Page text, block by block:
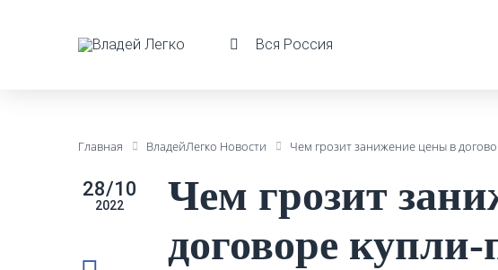
Вся Россия
Главная ВладейЛегко Новости Чем грозит занижение цены в
28/10
2022
Чем грозит
договоре